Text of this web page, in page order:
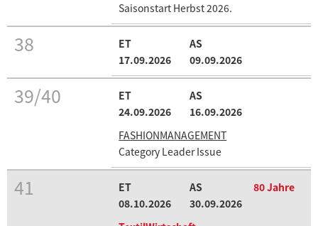
Saisonstart Herbst 2026.
38
17.09.2026 09.09.2026
39/40
24.09.2026
16.09.2026
FASHIONMANAGEMENT
Category Leader Issue
41
08.10.2026 30.09.2026
80 Jahre